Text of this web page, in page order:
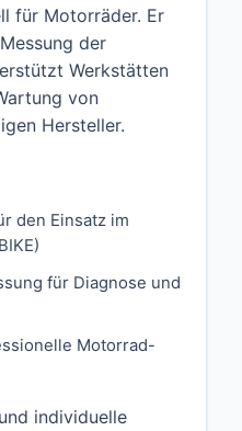
für Motorräder. Er
der
Werkstätten
von
Hersteller.
den Einsatz im
für Diagnose und
Motorrad-
individuelle